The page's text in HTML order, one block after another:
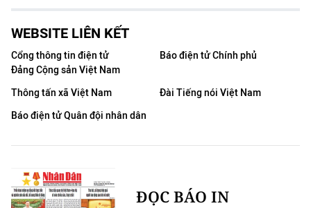
WEBSITE LIÊN KẾT
Cổng thông tin điện tử
Đảng Cộng sản Việt Nam
Báo điện tử Chính phủ
Thông tấn xã Việt Nam
Đài Tiếng nói Việt Nam
Báo điện tử Quân đội nhân dân
ĐỌC BÁO IN